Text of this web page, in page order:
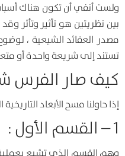
ولست أنفي أن تكون هناك
بين نظريتين هو تأثير وتأثر
مصدر العقائد الشيعية ،
تستند إلى شريعة واحدة أو
كيف صار الفرس
إذا حاولنا مسح الأبعاد
1 – القسم الأول :